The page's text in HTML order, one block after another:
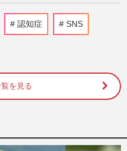
ンフルエンザより“リス
を失う点では、圧倒的に
いと、身…
号
強い“頑張り屋タイプ”は要
はただの水ではダメ」リ
号
認知症 SNS
を見る